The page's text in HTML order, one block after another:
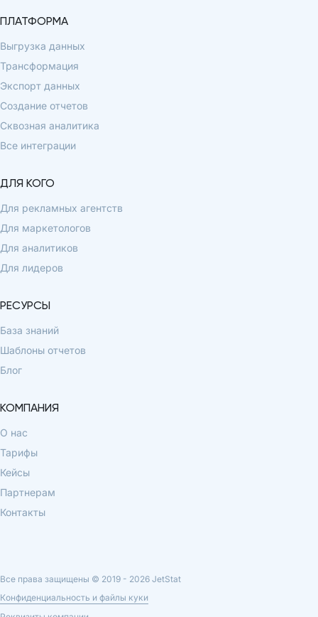
ПЛАТФОРМА
Выгрузка данных
Трансформация
Экспорт данных
Создание отчетов
Сквозная аналитика
Все интеграции
ДЛЯ КОГО
Для рекламных агентств
Для маркетологов
Для аналитиков
Для лидеров
РЕСУРСЫ
База знаний
Шаблоны отчетов
Блог
КОМПАНИЯ
О нас
Тарифы
Кейсы
Партнерам
Контакты
Все права защищены © 2019 - 2026 JetStat
Конфиденциальность и файлы куки